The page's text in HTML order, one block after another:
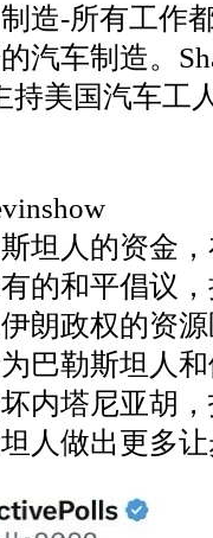
造-所有工作
汽车制造。
持美国汽车工
坦人的资金
的和平倡议
朗政权的资
巴勒斯坦人
内塔尼亚胡
人做出更多